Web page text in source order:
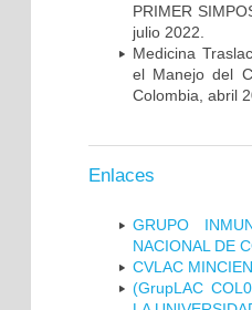
PRIMER
julio 2022.
Medicina
el Manejo del
Colombia, abril
Enlaces
GRUPO
NACIONAL DE
CVLAC
(GrupLAC